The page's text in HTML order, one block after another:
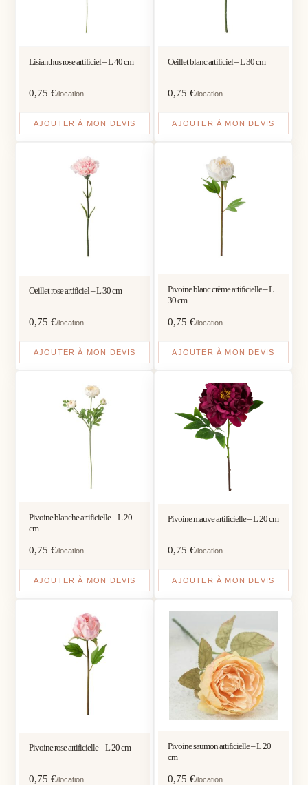
Lisianthus rose artificiel – L 40 cm
0,75€/location
AJOUTER À MON DEVIS
Oeillet blanc artificiel – L 30 cm
0,75 €/location
AJOUTER À MON DEVIS
Oeillet rose artificiel – L 30 cm
0,75€/location
AJOUTER À MON DEVIS
Pivoine blanc crème artificielle – L
30 cm
0,75 €/location
AJOUTER À MON DEVIS
Pivoine blanche artificielle – L 20
cm
0,75€/location
AJOUTER À MON DEVIS
Pivoine mauve artificielle – L 20 cm
0,75 €/location
AJOUTER À MON DEVIS
Pivoine rose artificielle – L 20 cm
0,75€/location
Pivoine saumon artificielle – L 20
cm
0,75 €/location